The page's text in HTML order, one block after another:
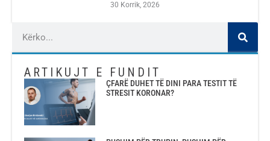
30 Korrik, 2026
ARTIKUJT E FUNDIT
ÇFARË DUHET TË DINI PARA TESTIT TË
STRESIT KORONAR?